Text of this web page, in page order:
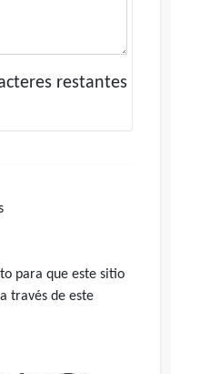
restantes
para que este sitio
través de este